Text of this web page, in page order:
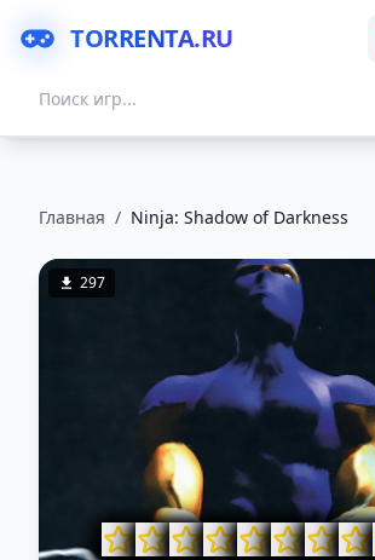
TORRENTA.RU
Главная / Ninja: Shadow of Darkness
297